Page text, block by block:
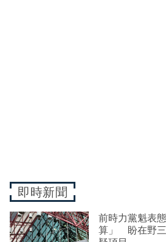
即時新聞
前時力黨魁表
算」 盼在野